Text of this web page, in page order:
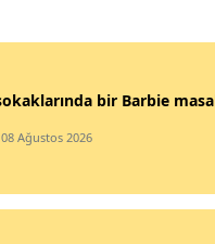
bir Barbie
Ağustos 2026